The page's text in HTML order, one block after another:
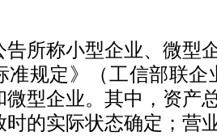
称小型企业、微型
准规定》（工信部联企
微型企业。其中，资产
时的实际状态确定；营